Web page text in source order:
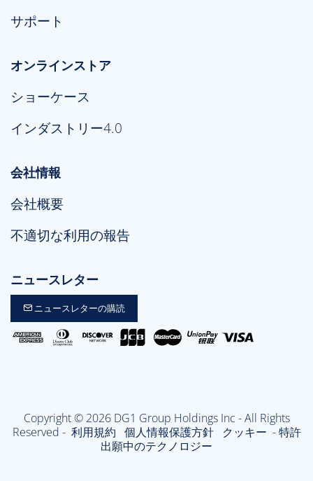
サポート
オンラインストア
ショーケース
インダストリー4.0
会社情報
会社概要
不適切な利用の報告
ニュースレター
ニュースレターの購読
Copyright © 2026 DG1 Group Holdings Inc - All Rights
Reserved - 利用規約 個人情報保護方針 クッキー - 特許
出願中のテクノロジー